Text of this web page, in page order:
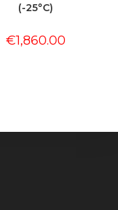
(-25°C)
€1,860.00